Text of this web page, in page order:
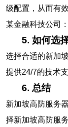
级配置，从而有
某金融科技公司
5. 如何选
选择合适的新加
提供24/7的技术
6. 总结
新加坡高防服务
择新加坡高防服